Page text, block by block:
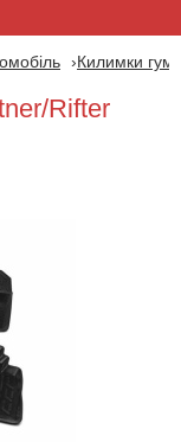
Килимки
Rifter